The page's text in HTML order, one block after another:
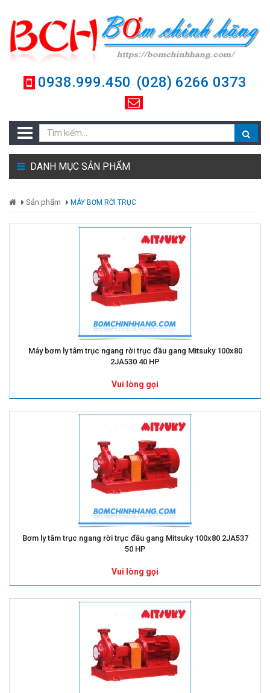
0938.999.450 - (028) 6266 0373
DANH MỤC SẢN PHẨM
Sản phẩm MÁY BƠM RỜI TRỤC
Máy bơm ly tâm trục ngang rời trục đầu gang Mitsuky 100x80
2JA530 40 HP
Vui lòng gọi
Bơm ly tâm trục ngang rời trục đầu gang Mitsuky 100x80 2JA537
50 HP
Vui lòng gọi